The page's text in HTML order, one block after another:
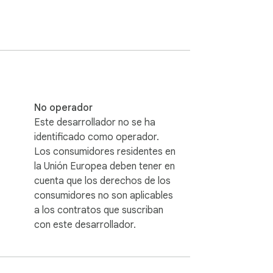
doblaje de video no se integran en
cómo se estructuran los
No operador
Este desarrollador no se ha
identificado como operador.
Los consumidores residentes en
la Unión Europea deben tener en
cuenta que los derechos de los
consumidores no son aplicables
a los contratos que suscriban
con este desarrollador.